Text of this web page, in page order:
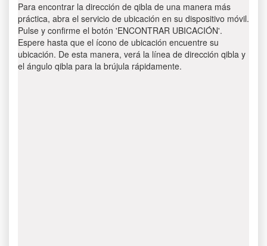
Para encontrar la dirección de qibla de una manera más
práctica, abra el servicio de ubicación en su dispositivo móvil.
Pulse y confirme el botón 'ENCONTRAR UBICACIÓN'.
Espere hasta que el ícono de ubicación encuentre su
ubicación. De esta manera, verá la línea de dirección qibla y
el ángulo qibla para la brújula rápidamente.